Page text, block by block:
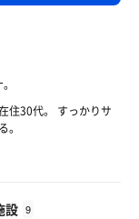
住30代。 すっかりサ
設 9